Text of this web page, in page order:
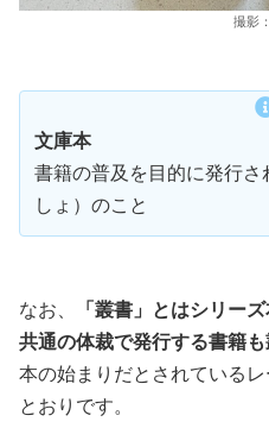
撮影
文庫本
書籍の普及を目的に発行さ
しょ）のこと
なお、
「叢書」とはシリー
共通の体裁で発行する書籍
本の始まりだとされている
とおりです。